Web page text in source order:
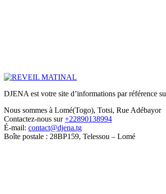
DJENA est votre site d’informations par référence
Nous sommes à Lomé(Togo), Totsi, Rue Adébayor
Contactez-nous sur+22890138994
É-mail: contact@djena.tg
Boîte postale : 28BP159, Telessou – Lomé